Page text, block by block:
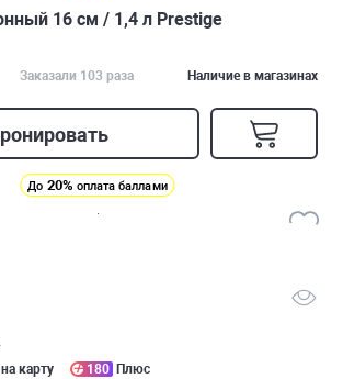
16 см / 1,4 л Prestige
Заказали 103 раза Наличие в магазинах
До 20% оплата баллами
карту 180 Плюс